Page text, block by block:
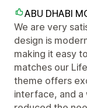
ABU DHABI
We are very
design is
making it easy
matches our
theme offers
interface, and